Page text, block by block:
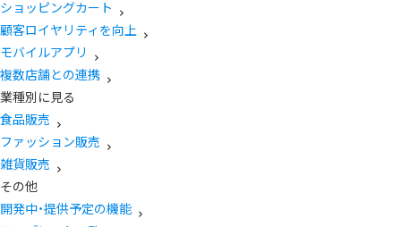
ショッピングカート
顧客ロイヤリティを向上
モバイルアプリ
複数店舗との連携
業種別に見る
食品販売
ファッション販売
雑貨販売
その他
開発中・提供予定の機能